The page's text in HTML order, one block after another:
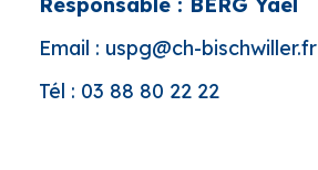
Email : uspg@ch-bischwiller.fr
Tél : 03 88 80 22 22